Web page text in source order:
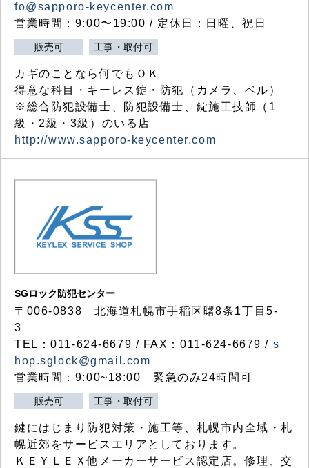
fo@sapporo-keycenter.com
営業時間：9:00〜19:00 / 定休日：日曜、祝日
販売可 工事・取付可
カギのことなら何でもＯＫ
得意な科目・キーレス錠・防犯（カメラ、ベル）
※総合防犯設備士、防犯設備士、錠施工技師（1
級・2級・3級）のいる店
http://www.sapporo-keycenter.com
SGロック防犯センター
〒006-0838 北海道札幌市手稲区曙8条1丁目5-
3
TEL：011-624-6679 / FAX：011-624-6679 / s
hop.sglock@gmail.com
営業時間：9:00~18:00 緊急のみ24時間可
販売可 工事・取付可
鍵にはじまり防犯対策・施工等、札幌市内全域・札
幌近郊をサービスエリアとしております。
ＫＥＹＬＥＸ他メーカーサービス認定店。修理、交